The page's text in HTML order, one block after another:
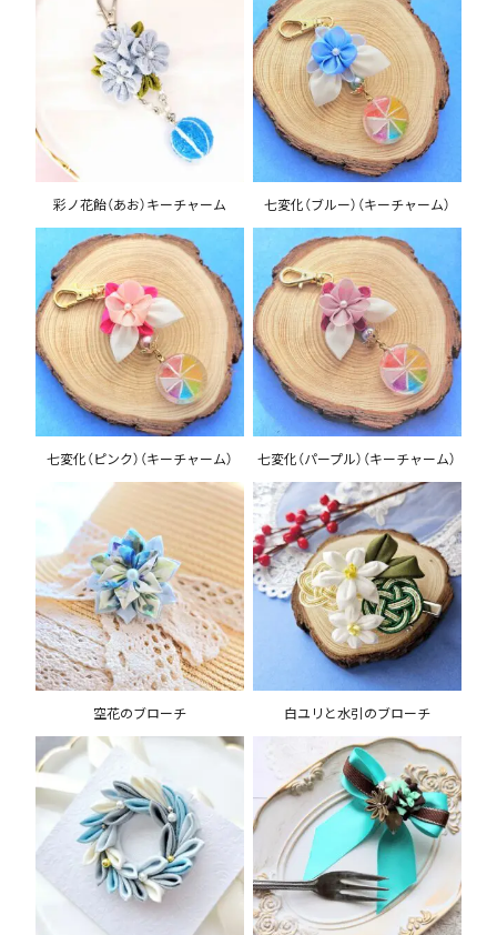
彩ノ花飴（あお）キーチャーム 七変化（ブルー）（キーチャーム）
七変化（ピンク）（キーチャーム） 七変化（パープル）（キーチャーム）
空花のブローチ 白ユリと水引のブローチ